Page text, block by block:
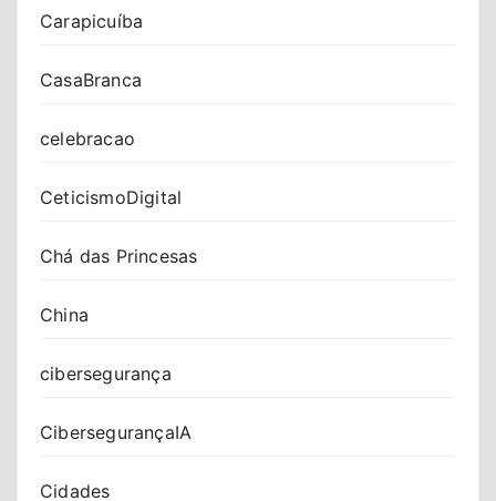
Carapicuíba
CasaBranca
celebracao
CeticismoDigital
Chá das Princesas
China
cibersegurança
CibersegurançaIA
Cidades